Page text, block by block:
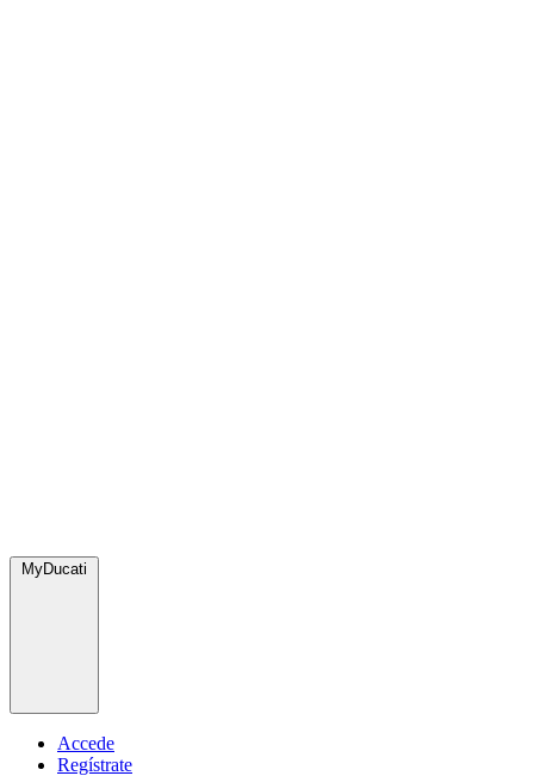
MyDucati
Accede
Regístrate